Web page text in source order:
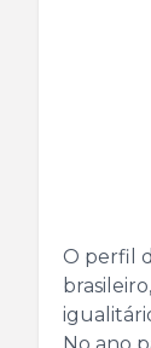
O perfil